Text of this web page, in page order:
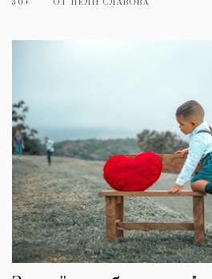
30+ ОТ НЕЛИ СЛАВОВА
КАТЕГОРИИ
Wine&Dine
Подкасти
Мода
Dialogue
Изкуство
ЗА
За нас